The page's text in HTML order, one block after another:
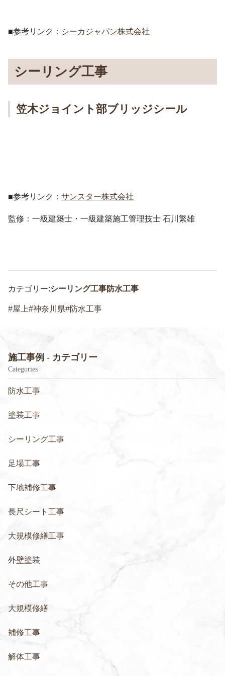
■参考リンク： シーカジャパン株式会社
シーリング工事
笠木ジョイント部ブリッジシール
■参考リンク： サンスター株式会社
監修：一級建築士・一級建築施工管理技士 石川繁雄
カテゴリー:シーリング工事防水工事
屋上 神奈川県 防水工事
施工事例 - カテゴリー
Categories
防水工事
塗装工事
シーリング工事
足場工事
下地補修工事
長尺シート工事
大規模修繕工事
外壁塗装
その他工事
大規模修繕
補修工事
解体工事